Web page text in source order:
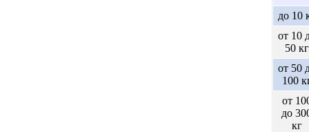
до 10
от 10
50 кг
от 50
100
от
до
кг